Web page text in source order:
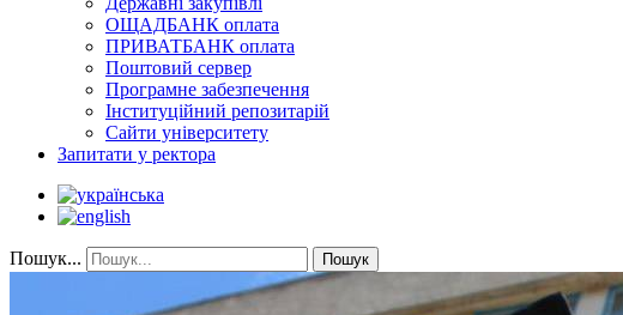
ОЩАДБАНК оплата
ПРИВАТБАНК оплата
Поштовий сервер
Програмне забезпечення
Інституційний репозитарій
Сайти університету
Запитати у ректора
Пошук... Пошук